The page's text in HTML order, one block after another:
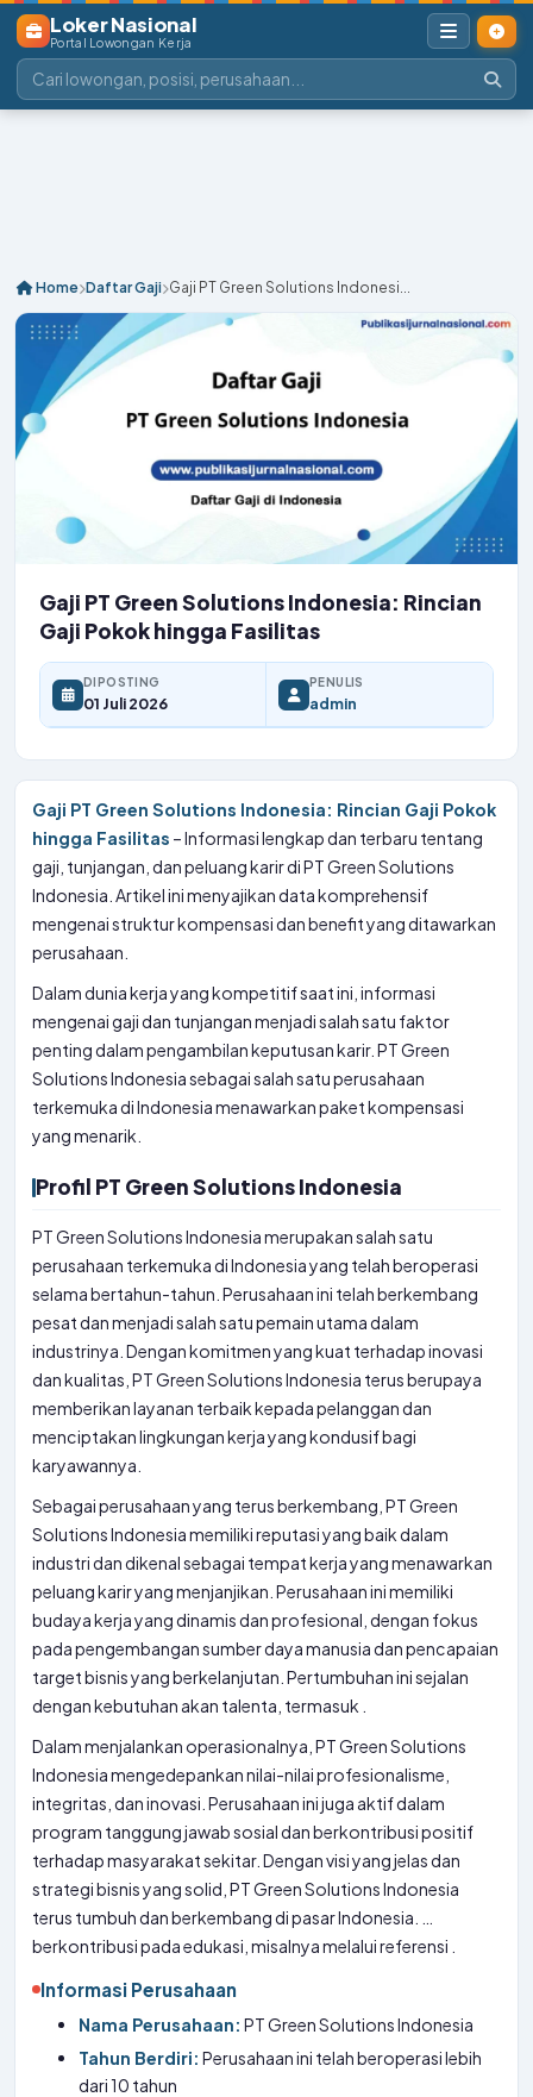
Loker Nasional
Portal Lowongan Kerja
Home Daftar Gaji Gaji PT Green Solutions Indonesi...
Gaji PT Green Solutions Indonesia: Rincian
Gaji Pokok hingga Fasilitas
DIPOSTING
01 Juli 2026
PENULIS
admin
Gaji PT Green Solutions Indonesia: Rincian Gaji Pokok
hingga Fasilitas – Informasi lengkap dan terbaru tentang
gaji, tunjangan, dan peluang karir di PT Green Solutions
Indonesia. Artikel ini menyajikan data komprehensif
mengenai struktur kompensasi dan benefit yang ditawarkan
perusahaan.
Dalam dunia kerja yang kompetitif saat ini, informasi
mengenai gaji dan tunjangan menjadi salah satu faktor
penting dalam pengambilan keputusan karir. PT Green
Solutions Indonesia sebagai salah satu perusahaan
terkemuka di Indonesia menawarkan paket kompensasi
yang menarik.
Profil PT Green Solutions Indonesia
PT Green Solutions Indonesia merupakan salah satu
perusahaan terkemuka di Indonesia yang telah beroperasi
selama bertahun-tahun. Perusahaan ini telah berkembang
pesat dan menjadi salah satu pemain utama dalam
industrinya. Dengan komitmen yang kuat terhadap inovasi
dan kualitas, PT Green Solutions Indonesia terus berupaya
memberikan layanan terbaik kepada pelanggan dan
menciptakan lingkungan kerja yang kondusif bagi
karyawannya.
Sebagai perusahaan yang terus berkembang, PT Green
Solutions Indonesia memiliki reputasi yang baik dalam
industri dan dikenal sebagai tempat kerja yang menawarkan
peluang karir yang menjanjikan. Perusahaan ini memiliki
budaya kerja yang dinamis dan profesional, dengan fokus
pada pengembangan sumber daya manusia dan pencapaian
target bisnis yang berkelanjutan. Pertumbuhan ini sejalan
dengan kebutuhan akan talenta, termasuk
Dalam menjalankan operasionalnya, PT Green Solutions
Indonesia mengedepankan nilai-nilai profesionalisme,
integritas, dan inovasi. Perusahaan ini juga aktif dalam
program tanggung jawab sosial dan berkontribusi positif
terhadap masyarakat sekitar. Dengan visi yang jelas dan
strategi bisnis yang solid, PT Green Solutions Indonesia
terus tumbuh dan berkembang di pasar Indonesia. …
berkontribusi pada edukasi, misalnya melalui referensi
Informasi Perusahaan
Nama Perusahaan: PT Green Solutions Indonesia
Tahun Berdiri: Perusahaan ini telah beroperasi lebih
dari 10 tahun